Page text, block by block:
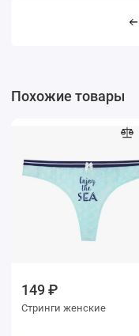
Похожие товары
149 ₽
Стринги женские